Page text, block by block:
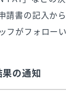
請書の記入か
がフォローい
の通知